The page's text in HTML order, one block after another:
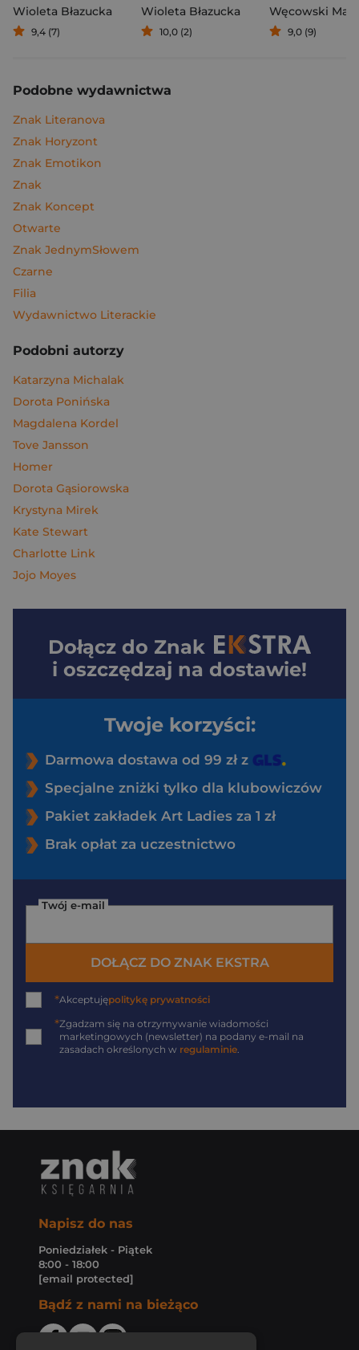
Wioleta Błazucka
9,4 (7)
Wioleta Błazucka
10,0 (2)
Węcowski
9,0 (9)
Podobne wydawnictwa
Znak Literanova
Znak Horyzont
Znak Emotikon
Znak
Znak Koncept
Otwarte
Znak JednymSłowem
Czarne
Filia
Wydawnictwo Literackie
Podobni autorzy
Katarzyna Michalak
Dorota Ponińska
Magdalena Kordel
Tove Jansson
Homer
Dorota Gąsiorowska
Krystyna Mirek
Kate Stewart
Charlotte Link
Jojo Moyes
Dołącz do Znak
i oszczędzaj na dostawie!
Twoje korzyści:
Darmowa dostawa od 99 zł z
Specjalne zniżki tylko dla klubowiczów
Pakiet zakładek Art Ladies za 1 zł
Brak opłat za uczestnictwo
Twój e-mail
DOŁĄCZ DO ZNAK EKSTRA
*Akceptujępolitykę prywatności
*Zgadzam się na otrzymywanie wiadomości
marketingowych (newsletter) na podany e-mail na
zasadach określonych w regulaminie.
Napisz do nas
Poniedziałek - Piątek
8:00 - 18:00
[email protected]
Bądź z nami na bieżąco